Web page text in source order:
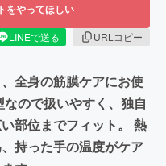
をやってほしい
LINEで送る
URLコピー
全身の筋膜ケアにお使
ので扱いやすく、独自
部位までフィット。 熱
持った手の温度がケア